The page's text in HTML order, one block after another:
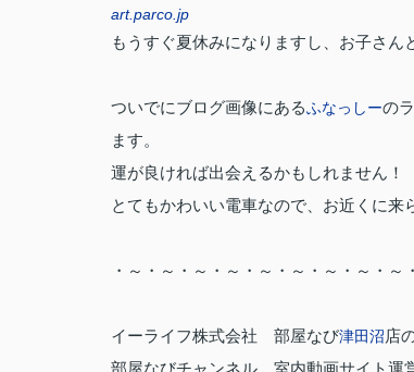
art.parco.jp
もうすぐ夏休みになりますし、お子さん
ついでにブログ画像にあるふなっしーの
ます。
運が良ければ出会えるかもしれません！
とてもかわいい電車なので、お近くに来
・～・～・～・～・～・～・～・～・～
イーライフ株式会社 部屋なび津田沼店
部屋なびチャンネル 室内動画サイト運